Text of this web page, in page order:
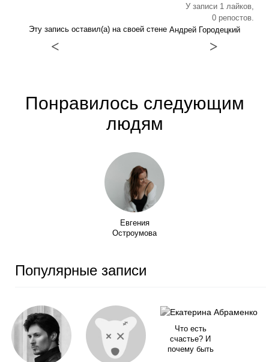
У записи 1 лайков,
0 репостов.
Эту запись оставил(а) на своей стене Андрей Городецкий
< >
Понравилось следующим
людям
Евгения
Остроумова
Популярные записи
Что есть
счастье? И
почему быть